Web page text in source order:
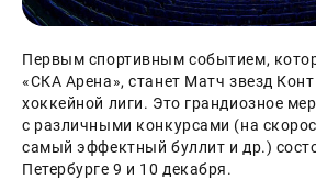
Первым спортивным событием,
«СКА Арена», станет Матч звезд
хоккейной лиги. Это грандиозное
с различными конкурсами (на
самый эффектный буллит и др.)
Петербурге 9 и 10 декабря.